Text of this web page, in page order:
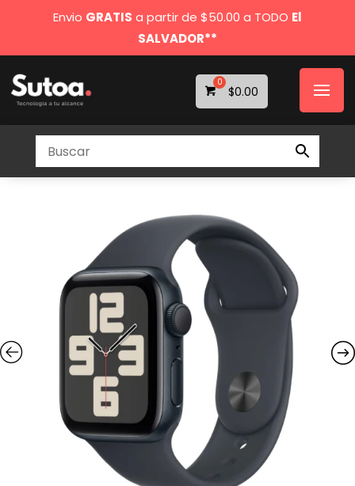
Envio GRATIS a partir de $50.00 a TODO El
SALVADOR**
$0.00